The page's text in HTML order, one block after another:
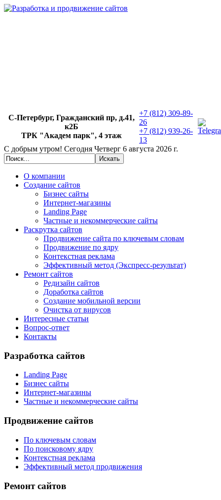
С-Петербург, Гражданский пр, д.41,
к2Б
ТРК "Академ парк", 4 этаж
+7 (812) 309-89-
26
+7 (812) 939-26-
13
С добрым утром! Сегодня Четверг 6 августа 2026 г.
О компании
Создание сайтов
Бизнес сайты
Интернет-магазины
Landing Page
Частные и некоммерческие сайты
Раскрутка сайтов
Продвижение сайта по ключевым словам
Продвижение по ядру
Контекстная реклама
Эффективный метод (Экспресс-результат)
Ремонт сайтов
Редизайн сайтов
Доработка сайтов
Создание мобильной версии
Очистка от вирусов
Интересные статьи
Вопрос-ответ
Контакты
Разработка сайтов
Landing Page
Бизнес сайты
Интернет-магазины
Частные и некоммерческие сайты
Продвижение сайтов
По ключевым словам
По поисковому ядру
Контекстная реклама
Эффективный метод продвижения
Ремонт сайтов